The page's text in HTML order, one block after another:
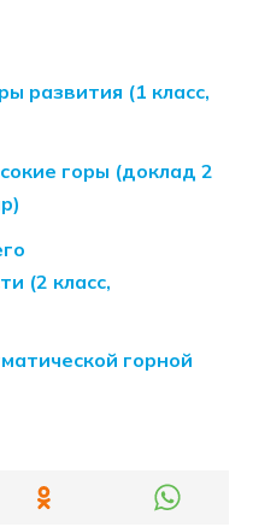
развития (1 класс,
горы (доклад 2
(2 класс,
горной